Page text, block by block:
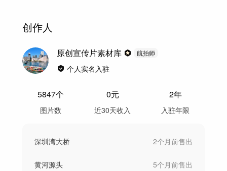
创作人
原创宣传片素材库 航拍师
个人实名入驻
5847个
图片数
0元
近30天收入
2年
入驻年限
深圳湾大桥 2个月前售出
黄河源头 5个月前售出